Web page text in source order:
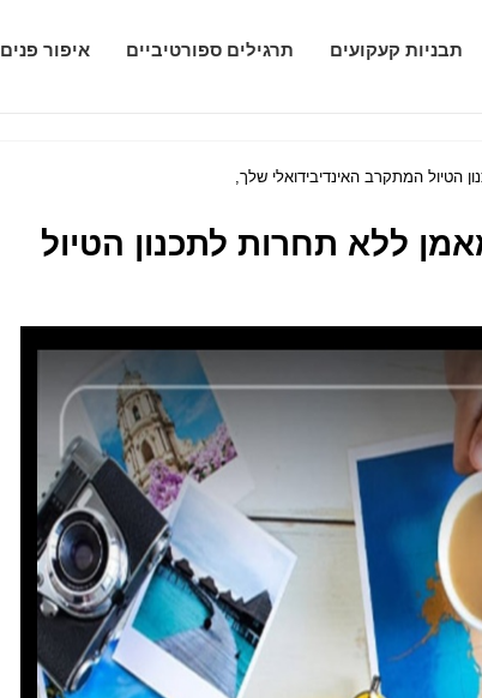
תבניות קעקועים תרגילים ספורטיביים איפור פנים
הטיול המתקרב האינדיבידואלי שלך,
ללא תחרות לתכנון הטיול